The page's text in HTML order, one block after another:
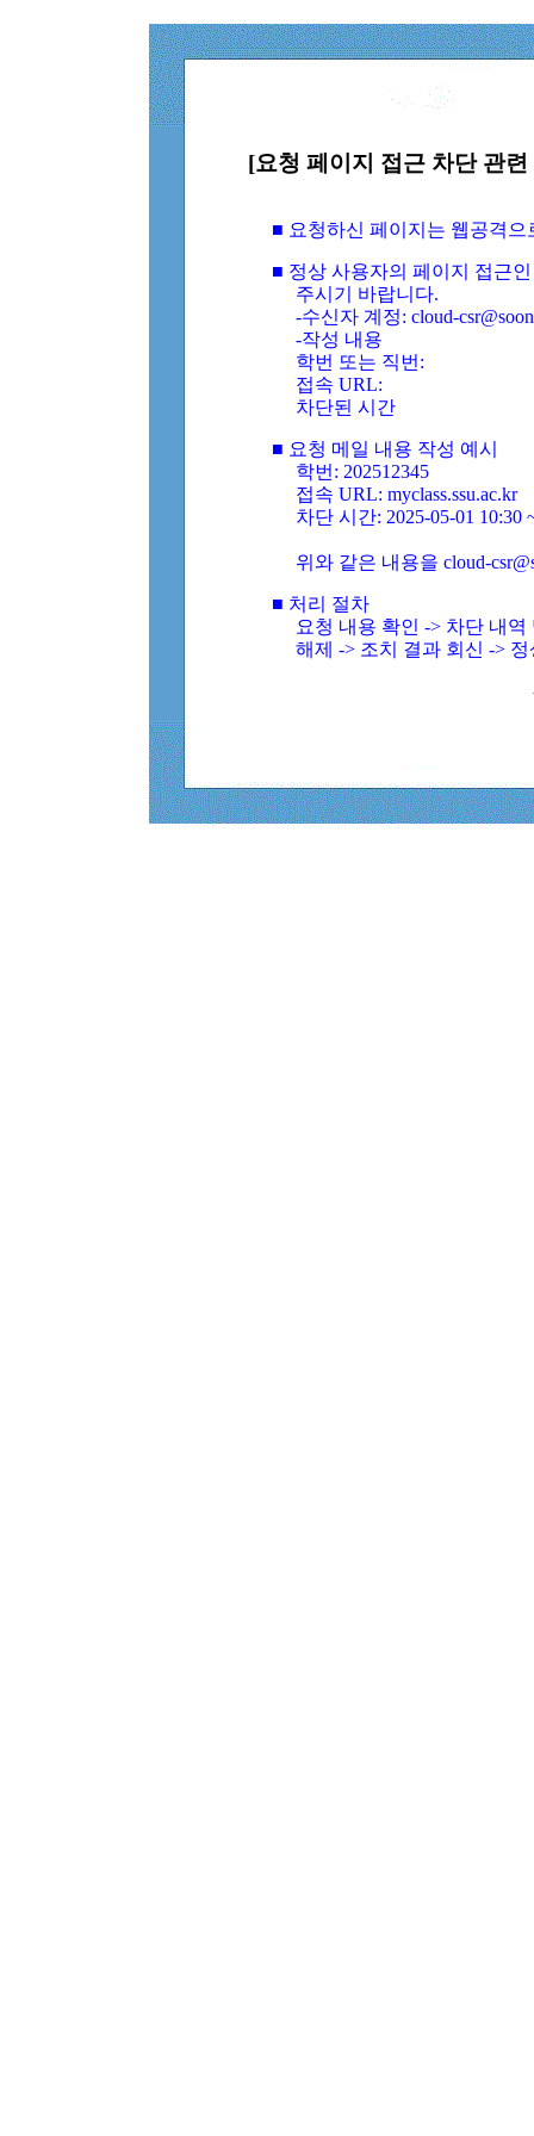
[요청 페이지 접근 차단 관
■ 요청하신 페이지는 웹공격
■ 정상 사용자의 페이지 접근
주시기 바랍니다.
-수신자 계정: cloud-
-작성 내용
학번 또는 직번:
접속 URL:
차단된 시간
■ 요청 메일 내용 작성 예시
학번: 202512345
접속 URL: myclass.ssu.ac.kr
차단 시간: 2025-05-01 10:30
위와 같은 내용을 cloud-
■ 처리 절차
요청 내용 확인 -> 차단 내
해제 -> 조치 결과 회신 ->